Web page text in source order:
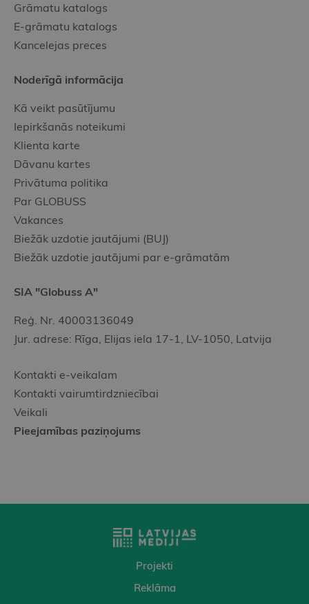
Grāmatu katalogs
E-grāmatu katalogs
Kancelejas preces
Noderīgā informācija
Kā veikt pasūtījumu
Iepirkšanās noteikumi
Klienta karte
Dāvanu kartes
Privātuma politika
Par GLOBUSS
Vakances
Biežāk uzdotie jautājumi (BUJ)
Biežāk uzdotie jautājumi par e-grāmatām
SIA "Globuss A"
Reģ. Nr. 40003136049
Jur. adrese: Rīga, Elijas iela 17-1, LV-1050, Latvija
Kontakti e-veikalam
Kontakti vairumtirdzniecībai
Veikali
Pieejamības paziņojums
Projekti
Reklāma